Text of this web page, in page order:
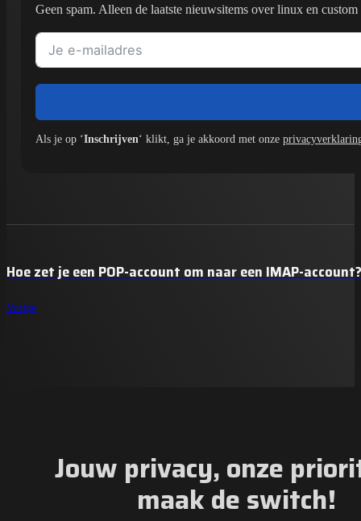
Geen spam. Alleen de laatste nieuwsitems over linux en
Als je op ‘Inschrijven‘ klikt, ga je akkoord met onze
Vorige
Hoe zet je een POP-account om naar een IMAP-account?
Jouw privacy, onze
maak de switch!